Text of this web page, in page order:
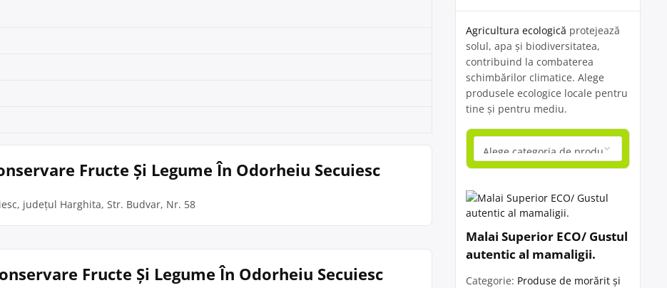
Fructe Și Legume În Odorheiu Secuiesc
județul Harghita, Str. Budvar, Nr. 58
Fructe Și Legume În Odorheiu Secuiesc
Agricultura ecologică protejează
solul, apa și biodiversitatea,
contribuind la combaterea
schimbărilor climatice. Alege
produsele ecologice locale pentru
tine și pentru mediu.
Malai Superior ECO/ Gustul
autentic al mamaligii.
Categorie: Produse de morărit și